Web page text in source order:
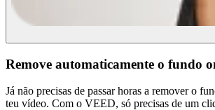
Remove automaticamente o fundo
Já não precisas de passar horas a remover o
teu vídeo. Com o VEED, só precisas de um